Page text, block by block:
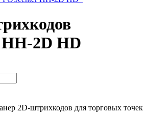
2D HD
2D-штрихкодов для торговых точек